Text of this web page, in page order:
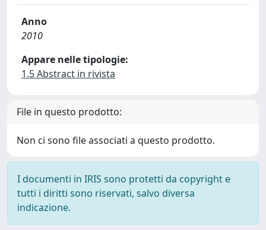
Anno
2010
Appare nelle tipologie:
1.5 Abstract in rivista
File in questo prodotto:
Non ci sono file associati a questo prodotto.
I documenti in IRIS sono protetti da copyright e
tutti i diritti sono riservati, salvo diversa
indicazione.